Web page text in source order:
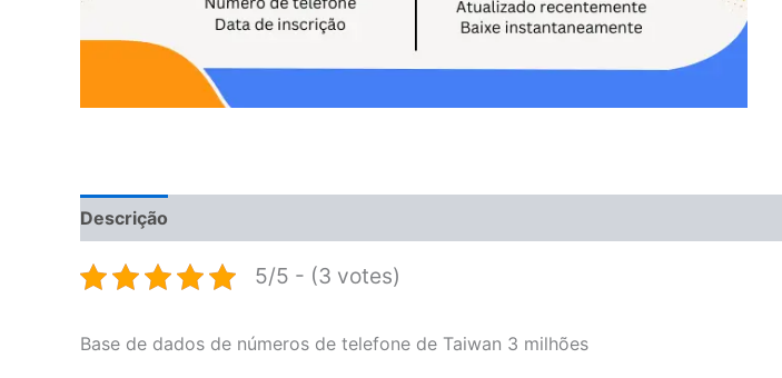
Descrição
5/5 - (3 votes)
Base de dados de números de telefone de Taiwan 3 milhões